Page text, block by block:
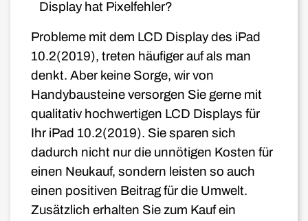
Display hat Pixelfehler?
Probleme mit dem LCD Display des iPad
10.2(2019), treten häufiger auf als man
denkt. Aber keine Sorge, wir von
Handybausteine versorgen Sie gerne mit
qualitativ hochwertigen LCD Displays für
Ihr iPad 10.2(2019). Sie sparen sich
dadurch nicht nur die unnötigen Kosten für
einen Neukauf, sondern leisten so auch
einen positiven Beitrag für die Umwelt.
Zusätzlich erhalten Sie zum Kauf ein